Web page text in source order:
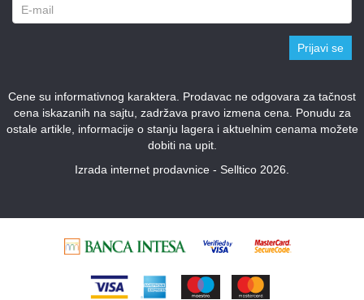
Prijavi se
Cene su informativnog karaktera. Prodavac ne odgovara za tačnost
cena iskazanih na sajtu, zadržava pravo izmena cena. Ponudu za
ostale artikle, informacije o stanju lagera i aktuelnim cenama možete
dobiti na upit.
Izrada internet prodavnice - Selltico 2026.